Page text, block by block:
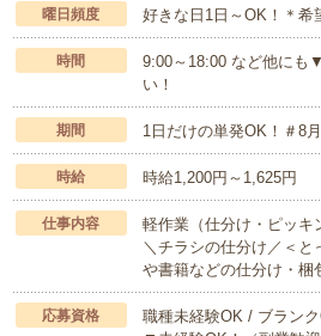
曜日頻度 好きな日1日～OK！＊希
時間
9:00～18:00 など他にも
い！
期間 1日だけの単発OK！＃8
時給 時給1,200円～1,625円
仕事内容
軽作業（仕分け・ピッキ
＼チラシの仕分け／＜
や書籍などの仕分け・
応募資格
職種未経験OK / ブラン